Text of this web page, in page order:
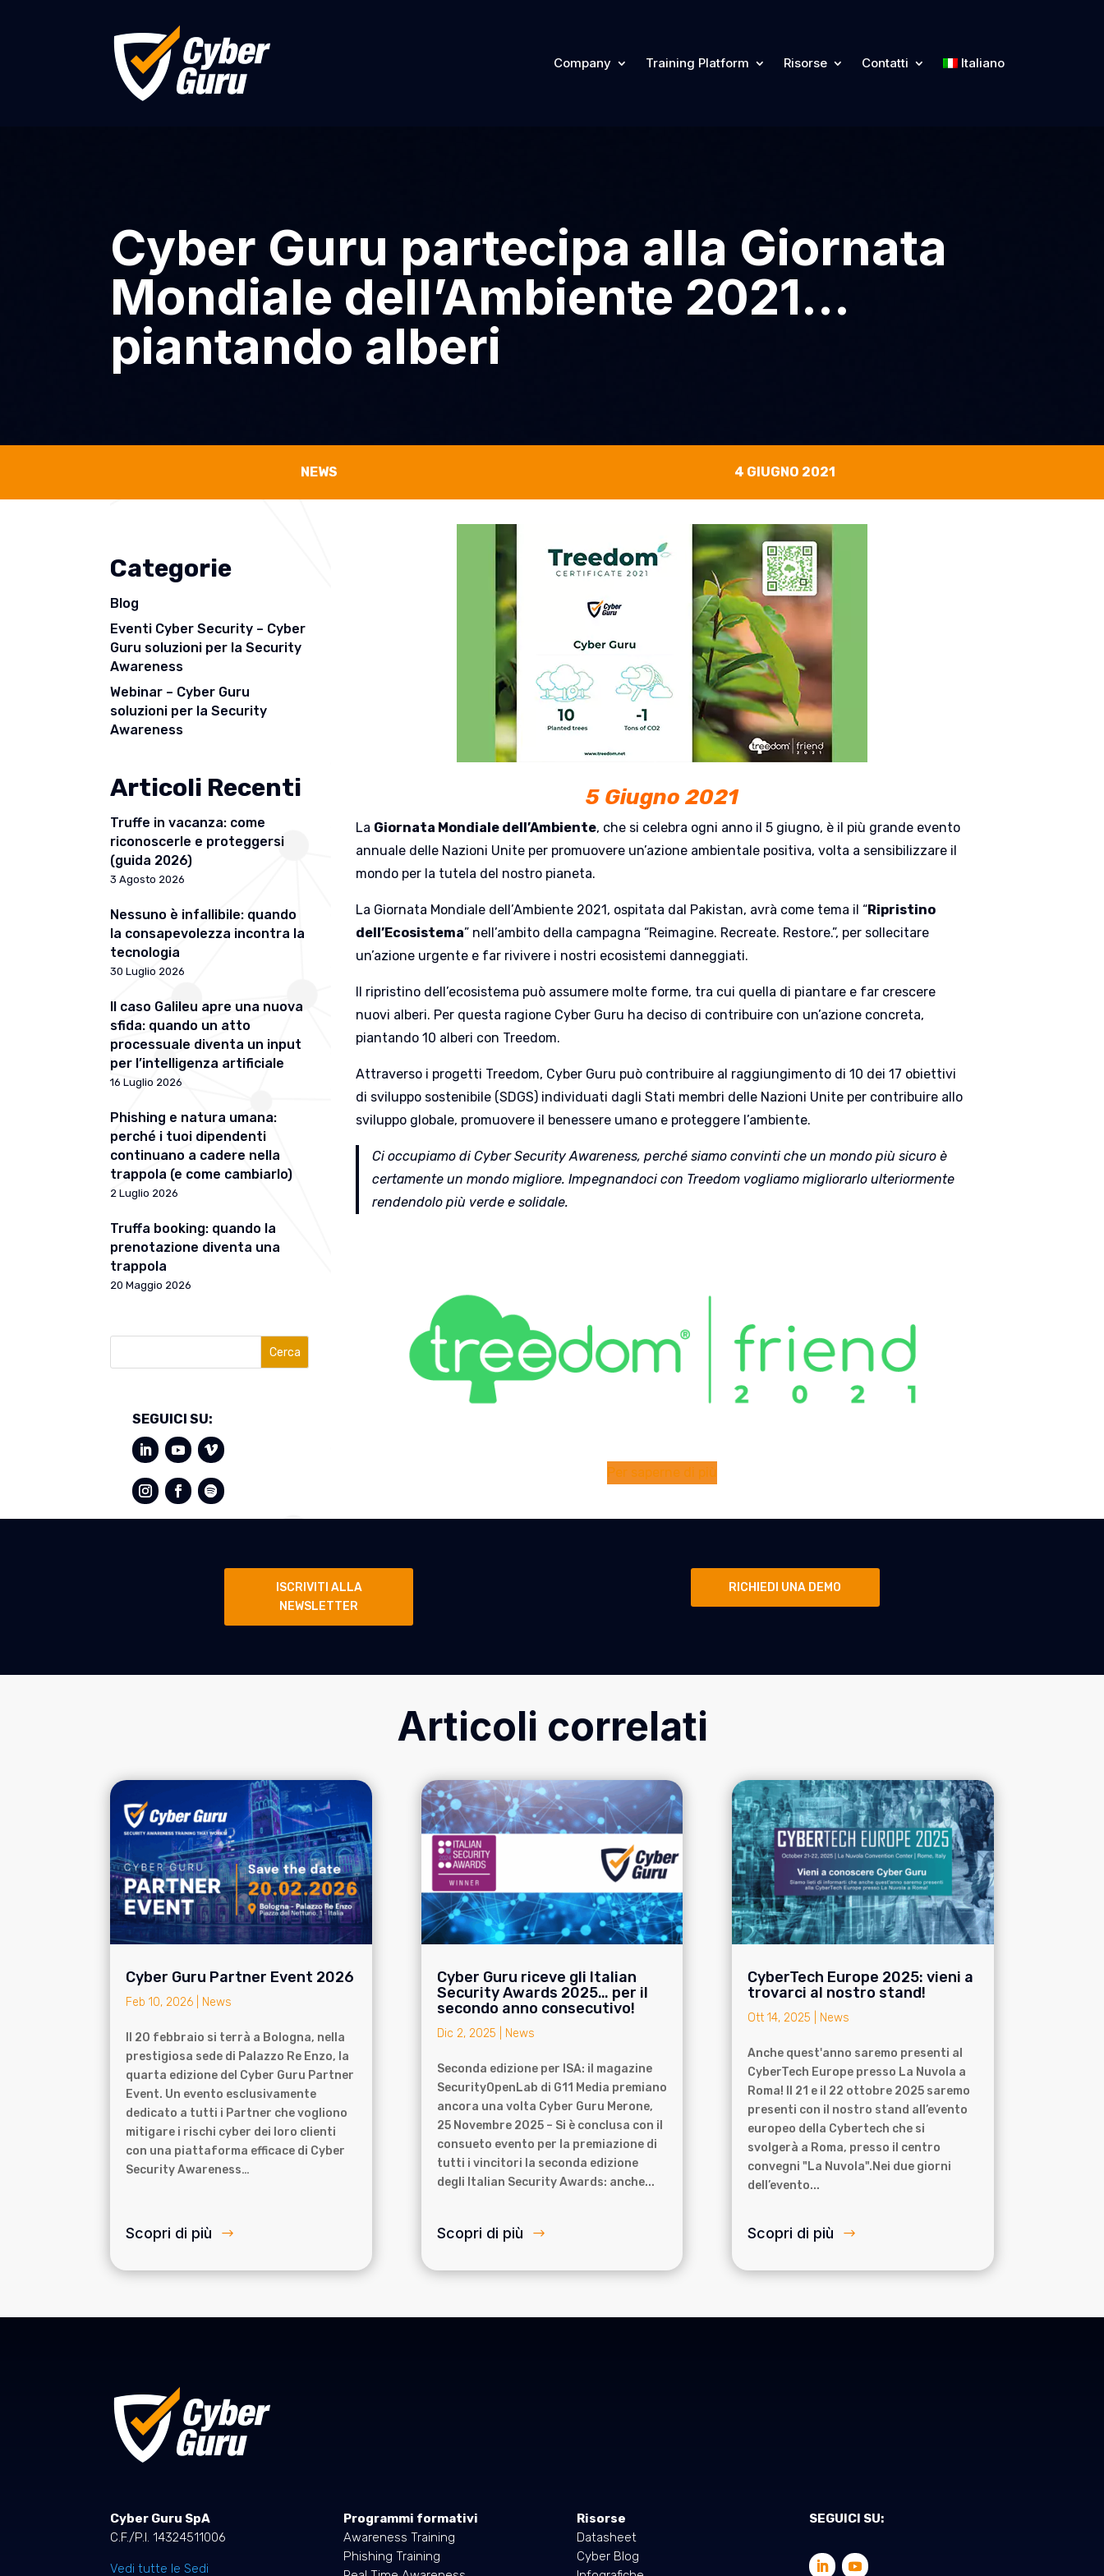
Company Training Platform Risorse Contatti Italiano
Cyber Guru partecipa alla Giornata
Mondiale dell’Ambiente 2021…
piantando alberi
NEWS 4 GIUGNO 2021
Categorie
Blog
Eventi Cyber Security – Cyber
Guru soluzioni per la Security
Awareness
Webinar – Cyber Guru
soluzioni per la Security
Awareness
Articoli Recenti
Truffe in vacanza: come
riconoscerle e proteggersi
(guida 2026)
3 Agosto 2026
Nessuno è infallibile: quando
la consapevolezza incontra la
tecnologia
30 Luglio 2026
Il caso Galileu apre una nuova
sfida: quando un atto
processuale diventa un input
per l’intelligenza artificiale
16 Luglio 2026
Phishing e natura umana:
perché i tuoi dipendenti
continuano a cadere nella
trappola (e come cambiarlo)
2 Luglio 2026
Truffa booking: quando la
prenotazione diventa una
trappola
20 Maggio 2026
Cerca
SEGUICI SU:
5 Giugno 2021
La Giornata Mondiale dell’Ambiente, che si celebra ogni anno il 5 giugno, è il più grande evento
annuale delle Nazioni Unite per promuovere un’azione ambientale positiva, volta a sensibilizzare il
mondo per la tutela del nostro pianeta.
La Giornata Mondiale dell’Ambiente 2021, ospitata dal Pakistan, avrà come tema il “Ripristino
dell’Ecosistema” nell’ambito della campagna “Reimagine. Recreate. Restore.”, per sollecitare
un’azione urgente e far rivivere i nostri ecosistemi danneggiati.
Il ripristino dell’ecosistema può assumere molte forme, tra cui quella di piantare e far crescere
nuovi alberi. Per questa ragione Cyber Guru ha deciso di contribuire con un’azione concreta,
piantando 10 alberi con Treedom.
Attraverso i progetti Treedom, Cyber Guru può contribuire al raggiungimento di 10 dei 17 obiettivi
di sviluppo sostenibile (SDGS) individuati dagli Stati membri delle Nazioni Unite per contribuire allo
sviluppo globale, promuovere il benessere umano e proteggere l’ambiente.
Ci occupiamo di Cyber Security Awareness, perché siamo convinti che un mondo più sicuro è
certamente un mondo migliore. Impegnandoci con Treedom vogliamo migliorarlo ulteriormente
rendendolo più verde e solidale.
Per saperne di più
ISCRIVITI ALLA
NEWSLETTER
RICHIEDI UNA DEMO
Articoli correlati
Cyber Guru Partner Event 2026
Feb 10, 2026 News
Il 20 febbraio si terrà a Bologna, nella
prestigiosa sede di Palazzo Re Enzo, la
quarta edizione del Cyber Guru Partner
Event. Un evento esclusivamente
dedicato a tutti i Partner che vogliono
mitigare i rischi cyber dei loro clienti
con una piattaforma efficace di Cyber
Security Awareness…
Scopri di più
Cyber Guru riceve gli Italian
Security Awards 2025… per il
secondo anno consecutivo!
Dic 2, 2025 News
Seconda edizione per ISA: il magazine
SecurityOpenLab di G11 Media premiano
ancora una volta Cyber Guru Merone,
25 Novembre 2025 – Si è conclusa con il
consueto evento per la premiazione di
tutti i vincitori la seconda edizione
degli Italian Security Awards: anche...
Scopri di più
CyberTech Europe 2025: vieni a
trovarci al nostro stand!
Ott 14, 2025 News
Anche quest'anno saremo presenti al
CyberTech Europe presso La Nuvola a
Roma! Il 21 e il 22 ottobre 2025 saremo
presenti con il nostro stand all’evento
europeo della Cybertech che si
svolgerà a Roma, presso il centro
convegni "La Nuvola".Nei due giorni
dell’evento...
Scopri di più
Cyber Guru SpA
C.F./P.I. 14324511006
Vedi tutte le Sedi
Programmi formativi
Awareness Training
Phishing Training
Risorse
Datasheet
Cyber Blog
SEGUICI SU: